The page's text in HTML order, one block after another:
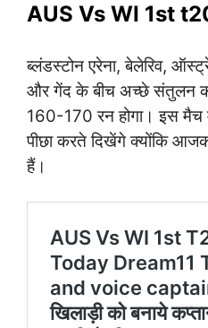
AUS Vs WI 1st
ब्लंडस्टोन एरेना, बेलेरिव,
और गेंद के बीच अच्छे संतुलन
160-170 रन होगा। इस मैच
पीछा करते दिखेंगे क्योंकि
हैं।